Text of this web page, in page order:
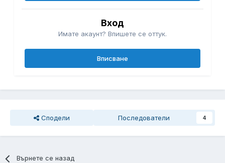
Вход
Имате акаунт? Впишете се оттук.
Вписване
Сподели Последователи 4
Върнете се назад